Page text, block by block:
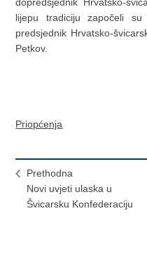
lijepu tradiciju započeli
predsjednik Hrvatsko-
Petkov.
Priopćenja
Prethodna
Novi uvjeti ulaska u
Švicarsku Konfederaciju